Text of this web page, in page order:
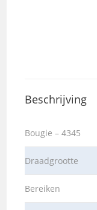
Beschrijving
Bougie – 4345
Draadgrootte
Bereiken